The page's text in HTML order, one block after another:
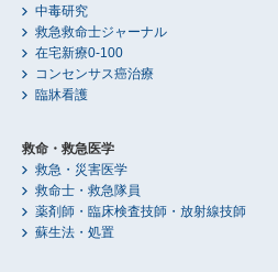
中毒研究
救急救命士ジャーナル
在宅新療0-100
コンセンサス癌治療
臨牀看護
救命・救急医学
救急・災害医学
救命士・救急隊員
薬剤師・臨床検査技師・放射線技師
蘇生法・処置